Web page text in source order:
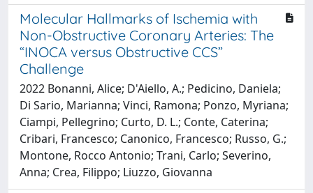
Molecular Hallmarks of Ischemia with
Non-Obstructive Coronary Arteries: The
“INOCA versus Obstructive CCS”
Challenge
2022 Bonanni, Alice; D'Aiello, A.; Pedicino, Daniela;
Di Sario, Marianna; Vinci, Ramona; Ponzo, Myriana;
Ciampi, Pellegrino; Curto, D. L.; Conte, Caterina;
Cribari, Francesco; Canonico, Francesco; Russo, G.;
Montone, Rocco Antonio; Trani, Carlo; Severino,
Anna; Crea, Filippo; Liuzzo, Giovanna